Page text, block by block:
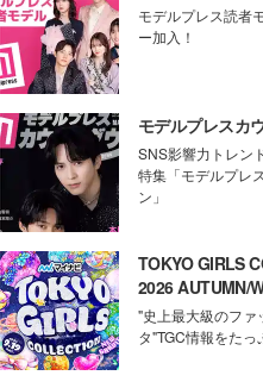
モデルプレス読者
ー加入！
モデルプレスカ
SNS影響力トレン
特集「モデルプレ
ン」
TOKYO GIRLS
2026 AUTUMN/
デルプレス
"史上最大級のファ
タ"TGC情報をたっ